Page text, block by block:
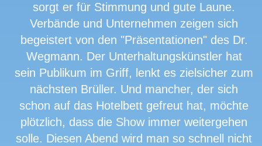
sorgt er für Stimmung und gute Laune.
Verbände und Unternehmen zeigen sich
begeistert von den "Präsentationen" des Dr.
Wegmann. Der Unterhaltungskünstler hat
sein Publikum im Griff, lenkt es zielsicher zum
nächsten Brüller. Und mancher, der sich
schon auf das Hotelbett gefreut hat, möchte
plötzlich, dass die Show immer weitergehen
solle. Diesen Abend wird man so schnell nicht